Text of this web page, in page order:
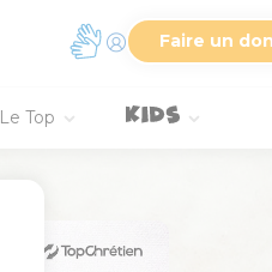
Faire un don
Le Top